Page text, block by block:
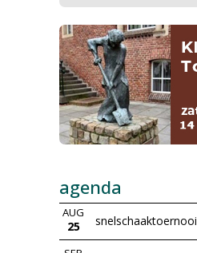
agenda
AUG
25 snelschaaktoernooi